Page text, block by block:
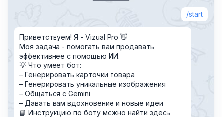
start
Приветствуем! Я - Vizual Pro 👋
Моя задача - помогать вам продавать
эффективнее с помощью ИИ.
💡 Что умеет бот:
– Генерировать карточки товара
– Генерировать уникальные изображения
– Общаться с Gemini
– Давать вам вдохновение и новые идеи
📘 Инструкцию по боту можно найти здесь